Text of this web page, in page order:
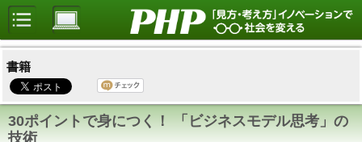
書籍
30ポイントで身につく！ 「ビジネスモデル思考」の
技術